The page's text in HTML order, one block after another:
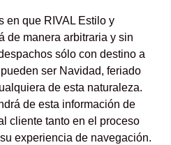
en que RIVAL Estilo y
de manera arbitraria y sin
sólo con destino a
ser Navidad, feriado
de esta naturaleza.
de esta información de
cliente tanto en el proceso
experiencia de navegación.